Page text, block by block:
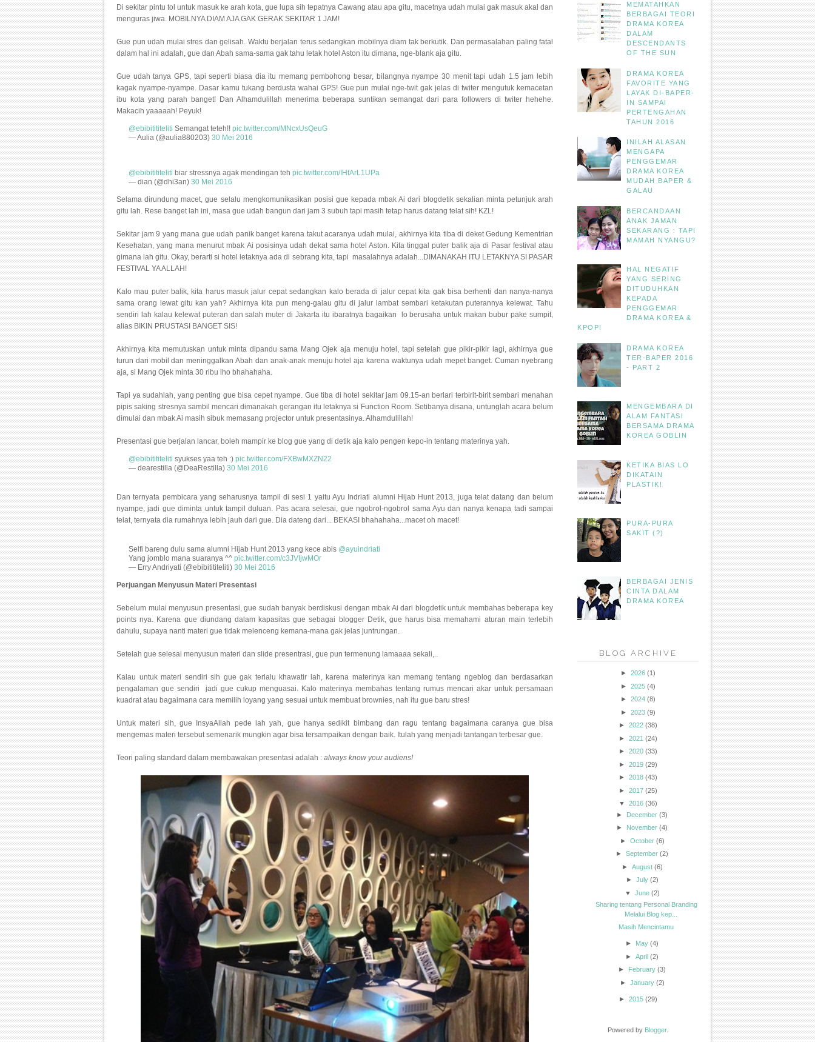
Di sekitar pintu tol untuk masuk ke arah kota, gue lupa sih tepatnya Cawang atau apa gitu, macetnya udah mulai gak masuk akal dan
menguras jiwa. MOBILNYA DIAM AJA GAK GERAK SEKITAR 1 JAM!
Gue pun udah mulai stres dan gelisah. Waktu berjalan terus sedangkan mobilnya diam tak berkutik. Dan permasalahan paling fatal
dalam hal ini adalah, gue dan Abah sama-sama gak tahu letak hotel Aston itu dimana, nge-blank aja gitu.
Gue udah tanya GPS, tapi seperti biasa dia itu memang pembohong besar, bilangnya nyampe 30 menit tapi udah 1.5 jam lebih
kagak nyampe-nyampe. Dasar kamu tukang berdusta wahai GPS! Gue pun mulai nge-twit gak jelas di twiter mengutuk kemacetan
ibu kota yang parah banget! Dan Alhamdulillah menerima beberapa suntikan semangat dari para followers di twiter hehehe.
Makacih yaaaaah! Peyuk!
@ebibitititeliti Semangat teteh!! pic.twitter.com/MNcxUsQeuG
— Aulia (@aulia880203) 30 Mei 2016
@ebibitititeliti biar stressnya agak mendingan teh pic.twitter.com/IHfArL1UPa
— dian (@dhi3an) 30 Mei 2016
Selama dirundung macet, gue selalu mengkomunikasikan posisi gue kepada mbak Ai dari blogdetik sekalian minta petunjuk arah
gitu lah. Rese banget lah ini, masa gue udah bangun dari jam 3 subuh tapi masih tetap harus datang telat sih! KZL!
Sekitar jam 9 yang mana gue udah panik banget karena takut acaranya udah mulai, akhirnya kita tiba di deket Gedung Kementrian
Kesehatan, yang mana menurut mbak Ai posisinya udah dekat sama hotel Aston. Kita tinggal puter balik aja di Pasar festival atau
gimana lah gitu. Okay, berarti si hotel letaknya ada di sebrang kita, tapi masalahnya adalah...DIMANAKAH ITU LETAKNYA SI PASAR
FESTIVAL YA ALLAH!
Kalo mau puter balik, kita harus masuk jalur cepat sedangkan kalo berada di jalur cepat kita gak bisa berhenti dan nanya-nanya
sama orang lewat gitu kan yah? Akhirnya kita pun meng-galau gitu di jalur lambat sembari ketakutan puterannya kelewat. Tahu
sendiri lah kalau kelewat puteran dan salah muter di Jakarta itu ibaratnya bagaikan lo berusaha untuk makan bubur pake sumpit,
alias BIKIN PRUSTASI BANGET SIS!
Akhirnya kita memutuskan untuk minta dipandu sama Mang Ojek aja menuju hotel, tapi setelah gue pikir-pikir lagi, akhirnya gue
turun dari mobil dan meninggalkan Abah dan anak-anak menuju hotel aja karena waktunya udah mepet banget. Cuman nyebrang
aja, si Mang Ojek minta 30 ribu lho bhahahaha.
Tapi ya sudahlah, yang penting gue bisa cepet nyampe. Gue tiba di hotel sekitar jam 09.15-an berlari terbirit-birit sembari menahan
pipis saking stresnya sambil mencari dimanakah gerangan itu letaknya si Function Room. Setibanya disana, untunglah acara belum
dimulai dan mbak Ai masih sibuk memasang projector untuk presentasinya. Alhamdulillah!
Presentasi gue berjalan lancar, boleh mampir ke blog gue yang di detik aja kalo pengen kepo-in tentang materinya yah.
@ebibitititeliti syukses yaa teh :) pic.twitter.com/FXBwMXZN22
— dearestilla (@DeaRestilla) 30 Mei 2016
Dan ternyata pembicara yang seharusnya tampil di sesi 1 yaitu Ayu Indriati alumni Hijab Hunt 2013, juga telat datang dan belum
nyampe, jadi gue diminta untuk tampil duluan. Pas acara selesai, gue ngobrol-ngobrol sama Ayu dan nanya kenapa tadi sampai
telat, ternyata dia rumahnya lebih jauh dari gue. Dia dateng dari... BEKASI bhahahaha...macet oh macet!
Selfi bareng dulu sama alumni Hijab Hunt 2013 yang kece abis @ayuindriati
Yang jomblo mana suaranya ^^ pic.twitter.com/c3JVIjwMOr
— Erry Andriyati (@ebibitititeliti) 30 Mei 2016
Perjuangan Menyusun Materi Presentasi
Sebelum mulai menyusun presentasi, gue sudah banyak berdiskusi dengan mbak Ai dari blogdetik untuk membahas beberapa key
points nya. Karena gue diundang dalam kapasitas gue sebagai blogger Detik, gue harus bisa memahami aturan main terlebih
dahulu, supaya nanti materi gue tidak melenceng kemana-mana gak jelas juntrungan.
Setelah gue selesai menyusun materi dan slide presentrasi, gue pun termenung lamaaaa sekali,..
Kalau untuk materi sendiri sih gue gak terlalu khawatir lah, karena materinya kan memang tentang ngeblog dan berdasarkan
pengalaman gue sendiri jadi gue cukup menguasai. Kalo materinya membahas tentang rumus mencari akar untuk persamaan
kuadrat atau bagaimana cara memilih loyang yang sesuai untuk membuat brownies, nah itu gue baru stres!
Untuk materi sih, gue InsyaAllah pede lah yah, gue hanya sedikit bimbang dan ragu tentang bagaimana caranya gue bisa
mengemas materi tersebut semenarik mungkin agar bisa tersampaikan dengan baik. Itulah yang menjadi tantangan terbesar gue.
Teori paling standard dalam membawakan presentasi adalah : always know your audiens!
MEMATAHKAN
BERBAGAI TEORI
DRAMA KOREA
DALAM
DESCENDANTS
OF THE SUN
DRAMA KOREA
FAVORITE YANG
LAYAK DI-BAPER-
IN SAMPAI
PERTENGAHAN
TAHUN 2016
INILAH ALASAN
MENGAPA
PENGGEMAR
DRAMA KOREA
MUDAH BAPER &
GALAU
BERCANDAAN
ANAK JAMAN
SEKARANG : TAPI
MAMAH NYANGU?
HAL NEGATIF
YANG SERING
DITUDUHKAN
KEPADA
PENGGEMAR
DRAMA KOREA &
KPOP!
DRAMA KOREA
TER-BAPER 2016
- PART 2
MENGEMBARA DI
ALAM FANTASI
BERSAMA DRAMA
KOREA GOBLIN
KETIKA BIAS LO
DIKATAIN
PLASTIK!
PURA-PURA
SAKIT (?)
BERBAGAI JENIS
CINTA DALAM
DRAMA KOREA
BLOG ARCHIVE
► 2026 (1)
► 2025 (4)
► 2024 (8)
► 2023 (9)
► 2022 (38)
► 2021 (24)
► 2020 (33)
► 2019 (29)
► 2018 (43)
► 2017 (25)
▼
2016 (36)
► December (3)
► November (4)
► October (6)
►September (2)
► August (6)
► July (2)
▼
June (2)
Sharing tentang Personal Branding
Melalui Blog kep...
Masih Mencintamu
► May (4)
►April (2)
► February (3)
► January (2)
► 2015 (29)
Powered by Blogger.